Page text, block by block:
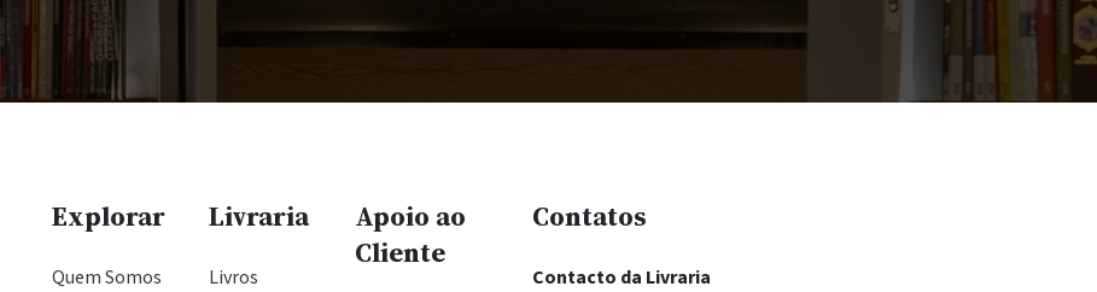
Explorar
Quem Somos
Livraria
Livros
Apoio ao
Cliente
Contatos
Contacto da Livraria